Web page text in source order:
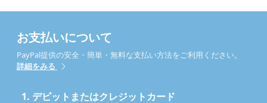
お支払いについて
PayPal提供の安全・簡単・無料な支払い方法をご利用ください。
詳細をみる
1. デビットまたはクレジットカード